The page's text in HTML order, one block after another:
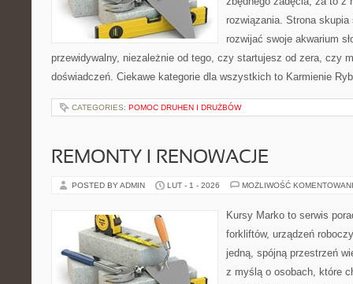
rozwiązania. Strona
rozwijać swoje akwarium
przewidywalny, niezależnie od tego, czy startujesz od zera, czy
doświadczeń. Ciekawe kategorie dla wszystkich to Karmienie
CATEGORIES: POMOC DRUHEN I DRUŻBÓW
REMONTY I RENOWACJE
POSTED BY ADMIN LUT - 1 - 2026 MOŻLIWOŚĆ
Kursy Marko to serwis
forkliftów, urządzeń
jedną, spójną przestrzeń
z myślą o osobach, które